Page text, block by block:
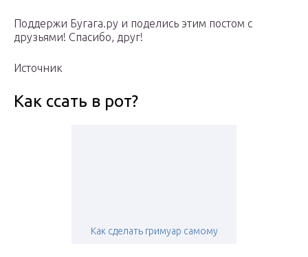
Поддержи Бугага.ру и поделись этим постом с
друзьями! Спасибо, друг!
Источник
Как ссать в рот?
Как сделать гримуар самому